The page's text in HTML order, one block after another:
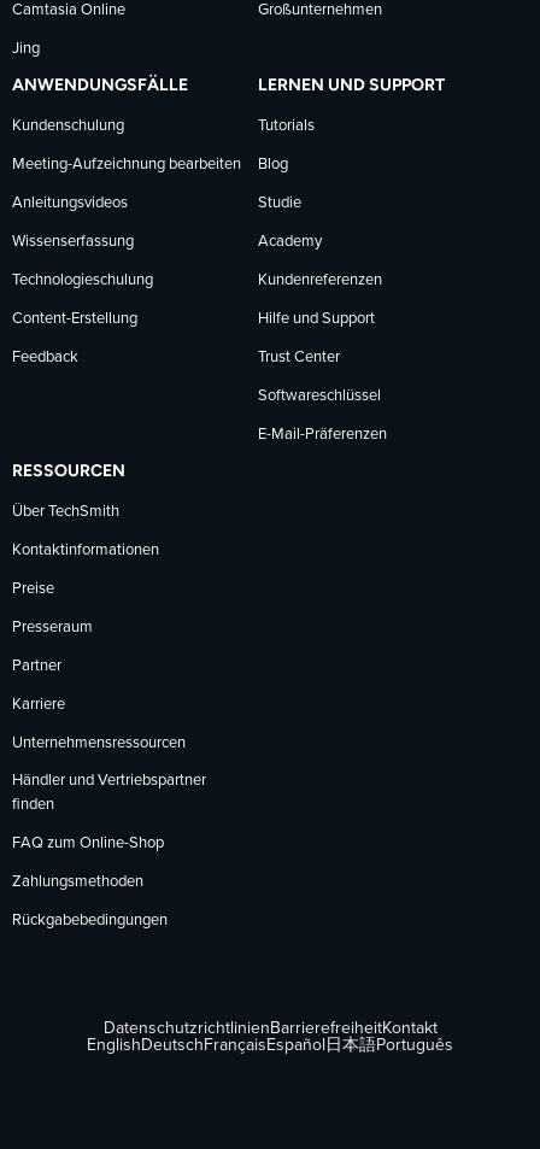
Camtasia Online
Jing
Großunternehmen
ANWENDUNGSFÄLLE
Kundenschulung
Meeting-Aufzeichnung bearbeiten
Anleitungsvideos
Wissenserfassung
Technologieschulung
Content-Erstellung
Feedback
LERNEN UND SUPPORT
Tutorials
Blog
Studie
Academy
Kundenreferenzen
Hilfe und Support
Trust Center
Softwareschlüssel
E-Mail-Präferenzen
RESSOURCEN
Über TechSmith
Kontaktinformationen
Preise
Presseraum
Partner
Karriere
Unternehmensressourcen
Händler und Vertriebspartner
finden
FAQ zum Online-Shop
Zahlungsmethoden
Rückgabebedingungen
Datenschutzrichtlinien BarrierefreiheitKontakt
English Deutsch Français Español 日本語Português